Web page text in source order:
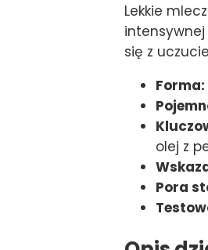
Lekkie
intensywnej
się z
Forma:
olej z
Pora